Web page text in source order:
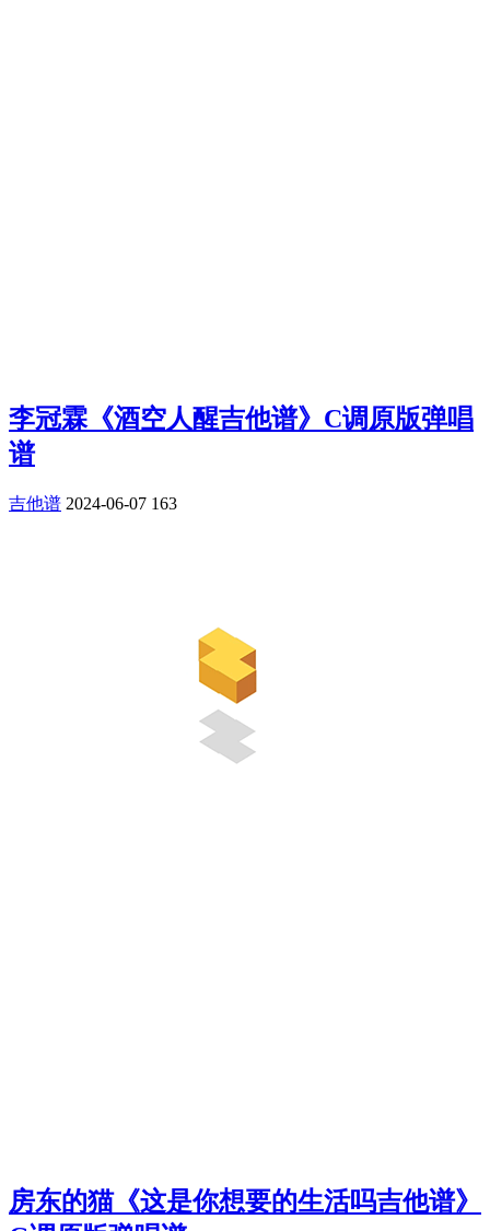
李冠霖《酒空人醒吉他谱》C调原版弹唱
谱
吉他谱 2024-06-07 163
房东的猫《这是你想要的生活吗吉他谱》